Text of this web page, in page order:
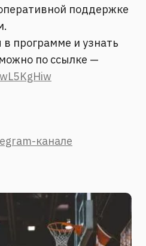
поддержке
в программе и узнать
по ссылке —
канале